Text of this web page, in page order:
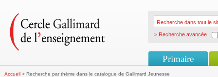
> Recherche avancée
Primaire
Accueil > Recherche par théme dans le catalogue de Gallimard Jeunesse